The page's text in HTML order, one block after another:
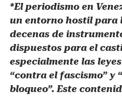
*El periodismo en
un entorno hostil para
decenas de
dispuestos para el
especialmente las
“contra el fascismo” y
bloqueo”. Este